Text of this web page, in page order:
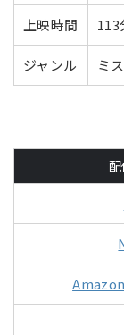
上映時間
ジャンル ミ